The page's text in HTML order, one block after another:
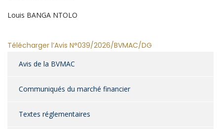
Louis BANGA NTOLO
Télécharger l’Avis N°039/2026/BVMAC/DG
Avis de la BVMAC
Communiqués du marché financier
Textes réglementaires